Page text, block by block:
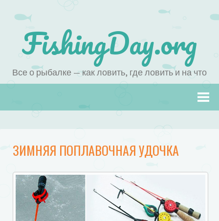
FishingDay.org
Все о рыбалке — как ловить, где ловить и на что
ЗИМНЯЯ ПОПЛАВОЧНАЯ УДОЧКА